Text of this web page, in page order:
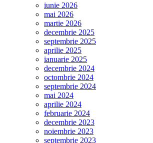
iunie 2026
mai 2026
martie 2026
decembrie 2025
septembrie 2025
aprilie 2025
ianuarie 2025
decembrie 2024
octombrie 2024
septembrie 2024
mai 2024
aprilie 2024
februarie 2024
decembrie 2023
noiembrie 2023
septembrie 2023